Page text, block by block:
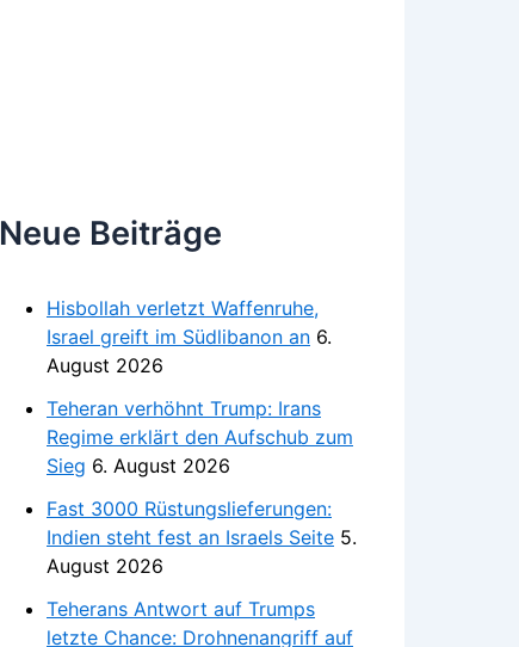
Neue Beiträge
Hisbollah verletzt Waffenruhe,
Israel greift im Südlibanon an 6.
August 2026
Teheran verhöhnt Trump: Irans
Regime erklärt den Aufschub zum
Sieg 6. August 2026
Fast 3000 Rüstungslieferungen:
Indien steht fest an Israels Seite 5.
August 2026
Teherans Antwort auf Trumps
letzte Chance: Drohnenangriff auf